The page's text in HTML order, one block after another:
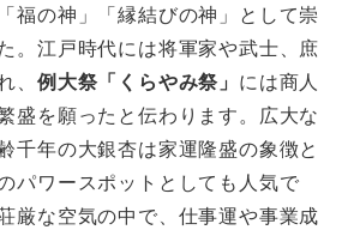
福の神」「縁結びの神」として崇
。江戸時代には将軍家や武士、庶
、 例大祭「くらやみ祭」 には商人
盛を願ったと伝わります。広大な
千年の大銀杏は家運隆盛の象徴と
パワースポットとしても人気で
厳な空気の中で、仕事運や事業成